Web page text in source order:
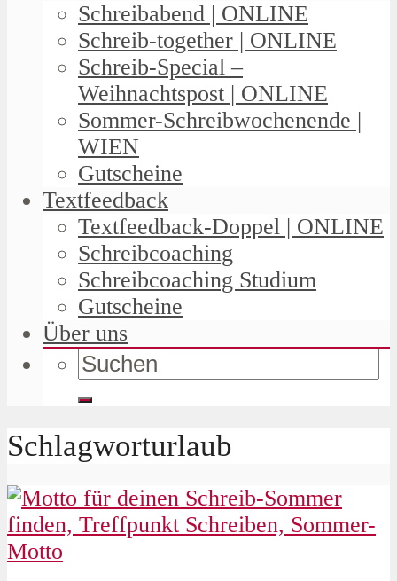
Schreibabend | ONLINE
Schreib-together | ONLINE
Schreib-Special –
Weihnachtspost | ONLINE
Sommer-Schreibwochenende |
WIEN
Gutscheine
Textfeedback
Textfeedback-Doppel | ONLINE
Schreibcoaching
Schreibcoaching Studium
Gutscheine
Über uns
Schlagworturlaub